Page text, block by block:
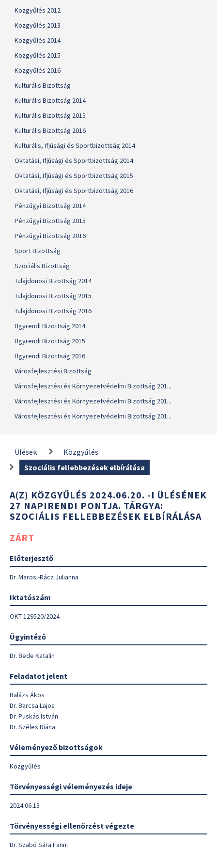
Közgyűlés 2012
Közgyűlés 2013
Közgyűlés 2014
Közgyűlés 2015
Közgyűlés 2016
Kulturális Bizottság
Kulturális Bizottság 2014
Kulturális Bizottság 2015
Kulturális Bizottság 2016
Kulturális, Ifjúsági és Sportbizottság 2014
Oktatási, Ifjúsági és Sportbizottság 2014
Oktatási, Ifjúsági és Sportbizottság 2015
Oktatási, Ifjúsági és Sportbizottság 2016
Pénzügyi Bizottság 2014
Pénzügyi Bizottság 2015
Pénzügyi Bizottság 2016
Sport Bizottság
Szociális Bizottság
Tulajdonosi Bizottság 2014
Tulajdonosi Bizottság 2015
Tulajdonosi Bizottság 2016
Ügyrendi Bizottság 2014
Ügyrendi Bizottság 2015
Ügyrendi Bizottság 2016
Városfejlesztési Bizottság
Városfejlesztési és Környezetvédelmi Bizottság 201...
Városfejlesztési és Környezetvédelmi Bizottság 201...
Városfejlesztési és Környezetvédelmi Bizottság 201...
Ülések
Közgyűlés
Szociális fellebbezések elbírálása
A(Z) KÖZGYŰLÉS 2024.06.20. -I ÜLÉSÉNEK
27 NAPIRENDI PONTJA. TÁRGYA:
SZOCIÁLIS FELLEBBEZÉSEK ELBÍRÁLÁSA
ZÁRT
Előterjesztő
Dr. Marosi-Rácz Julianna
Iktatószám
OKT-129520/2024
Ügyintéző
Dr. Bede Katalin
Feladatot jelent
Balázs Ákos
Dr. Barcsa Lajos
Dr. Puskás István
Dr. Széles Diána
Véleményező bizottságok
Közgyűlés
Törvényességi véleményezés ideje
2024.06.13
Törvényességi ellenőrzést végezte
Dr. Szabó Sára Fanni